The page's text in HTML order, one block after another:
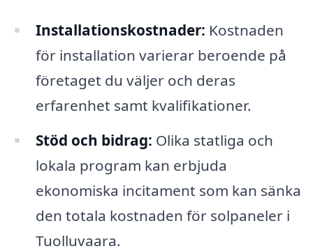
Installationskostnader: Kostnaden
för installation varierar beroende på
företaget du väljer och deras
erfarenhet samt kvalifikationer.
Stöd och bidrag: Olika statliga och
lokala program kan erbjuda
ekonomiska incitament som kan sänka
den totala kostnaden för solpaneler i
Tuolluvaara.